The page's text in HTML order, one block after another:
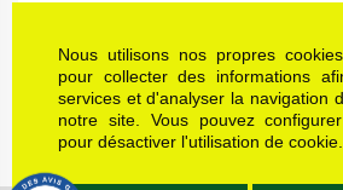
Nous utilisons nos propres
pour collecter des informations
services et d'analyser la navigation
notre site. Vous pouvez
pour désactiver l'utilisation de cookie.
LK motoculture vous offre 5% en cadeau de
bienvenue (code de réduction reçu dans le mail
de confirmation envoyé à l'adresse email fournie).
Vous pouvez vous désinscrire à tout moment.
Plus d'informations dans nos mentions légales
J'accepte les conditions générales et la politique